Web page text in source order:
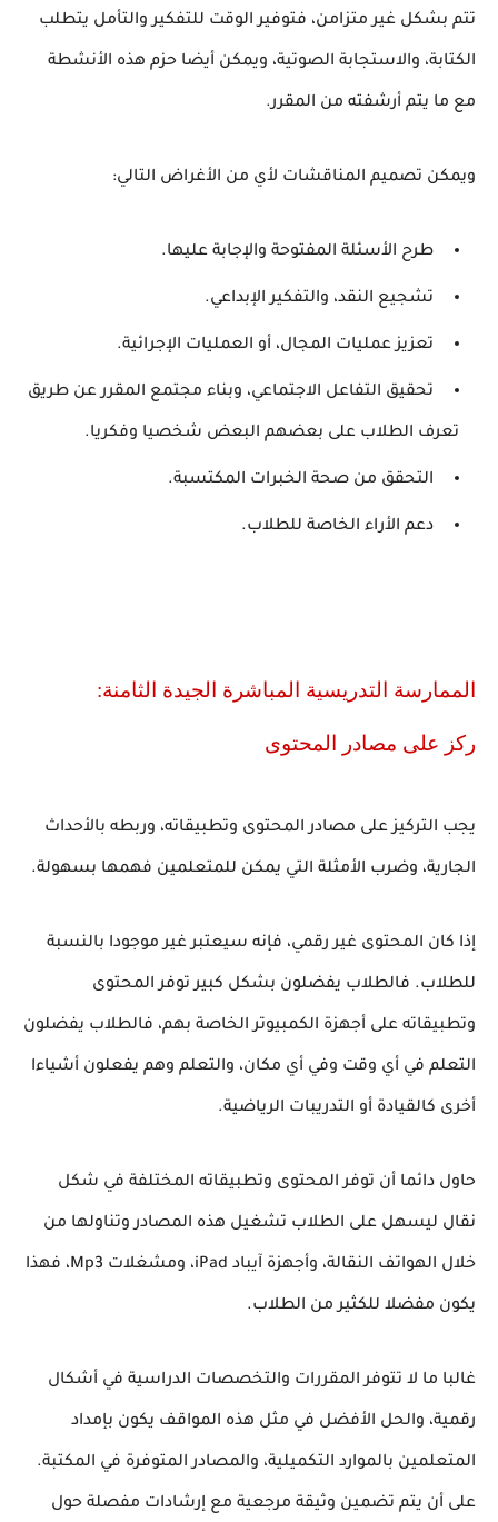
تتم بشكل غير متزامن، فتوفير الوقت للتفكير والتأمل يتطلب
الكتابة، والاستجابة الصوتية، ويمكن أيضا حزم هذه الأنشطة
مع ما يتم أرشفته من المقرر.
ويمكن تصميم المناقشات لأي من الأغراض التالي:
طرح الأسئلة المفتوحة والإجابة عليها.
تشجيع النقد، والتفكير الإبداعي.
تعزيز عمليات المجال، أو العمليات الإجرائية.
تحقيق التفاعل الاجتماعي، وبناء مجتمع المقرر عن طريق
تعرف الطلاب على بعضهم البعض شخصيا وفكريا.
التحقق من صحة الخبرات المكتسبة.
دعم الأراء الخاصة للطلاب.
الممارسة التدريسية المباشرة الجيدة الثامنة:
ركز على مصادر المحتوى
يجب التركيز على مصادر المحتوى وتطبيقاته، وربطه بالأحداث
الجارية، وضرب الأمثلة التي يمكن للمتعلمين فهمها بسهولة.
إذا كان المحتوى غير رقمي، فإنه سيعتبر غير موجودا بالنسبة
للطلاب. فالطلاب يفضلون بشكل كبير توفر المحتوى
وتطبيقاته على أجهزة الكمبيوتر الخاصة بهم، فالطلاب يفضلون
التعلم في أي وقت وفي أي مكان، والتعلم وهم يفعلون أشياءا
أخرى كالقيادة أو التدريبات الرياضية.
حاول دائما أن توفر المحتوى وتطبيقاته المختلفة في شكل
نقال ليسهل على الطلاب تشغيل هذه المصادر وتناولها من
خلال الهواتف النقالة، وأجهزة آيباد iPad ، ومشغلات Mp3، فهذا
يكون مفضلا للكثير من الطلاب.
غالبا ما لا تتوفر المقررات والتخصصات الدراسية في أشكال
رقمية، والحل الأفضل في مثل هذه المواقف يكون بإمداد
المتعلمين بالموارد التكميلية، والمصادر المتوفرة في المكتبة.
على أن يتم تضمين وثيقة مرجعية مع إرشادات مفصلة حول